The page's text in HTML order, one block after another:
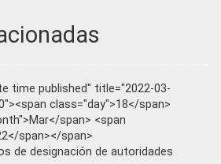
time published" title="2022-03-
class="day">18</span>
span> <span
span></span>
de designación de autoridades